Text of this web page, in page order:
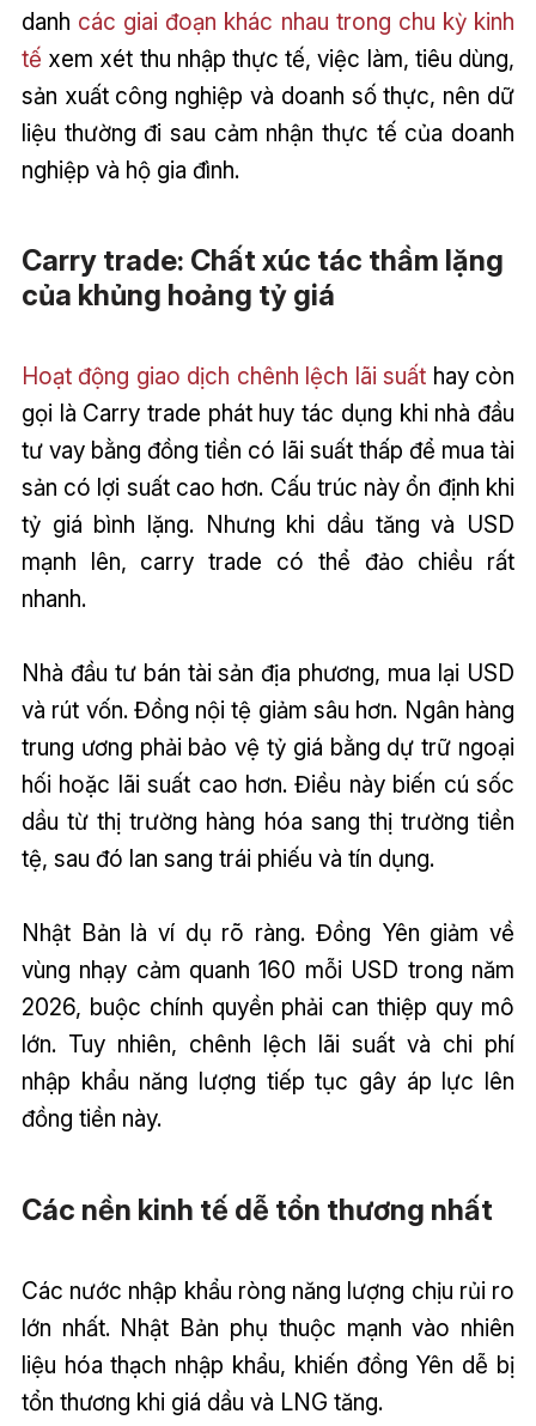
danh các giai đoạn khác nhau trong chu kỳ kinh
tế xem xét thu nhập thực tế, việc làm, tiêu dùng,
sản xuất công nghiệp và doanh số thực, nên dữ
liệu thường đi sau cảm nhận thực tế của doanh
nghiệp và hộ gia đình.
Carry trade: Chất xúc tác thầm lặng
của khủng hoảng tỷ giá
Hoạt động giao dịch chênh lệch lãi suất hay còn
gọi là Carry trade phát huy tác dụng khi nhà đầu
tư vay bằng đồng tiền có lãi suất thấp để mua tài
sản có lợi suất cao hơn. Cấu trúc này ổn định khi
tỷ giá bình lặng. Nhưng khi dầu tăng và USD
mạnh lên, carry trade có thể đảo chiều rất
nhanh.
Nhà đầu tư bán tài sản địa phương, mua lại USD
và rút vốn. Đồng nội tệ giảm sâu hơn. Ngân hàng
trung ương phải bảo vệ tỷ giá bằng dự trữ ngoại
hối hoặc lãi suất cao hơn. Điều này biến cú sốc
dầu từ thị trường hàng hóa sang thị trường tiền
tệ, sau đó lan sang trái phiếu và tín dụng.
Nhật Bản là ví dụ rõ ràng. Đồng Yên giảm về
vùng nhạy cảm quanh 160 mỗi USD trong năm
2026, buộc chính quyền phải can thiệp quy mô
lớn. Tuy nhiên, chênh lệch lãi suất và chi phí
nhập khẩu năng lượng tiếp tục gây áp lực lên
đồng tiền này.
Các nền kinh tế dễ tổn thương nhất
Các nước nhập khẩu ròng năng lượng chịu rủi ro
lớn nhất. Nhật Bản phụ thuộc mạnh vào nhiên
liệu hóa thạch nhập khẩu, khiến đồng Yên dễ bị
tổn thương khi giá dầu và LNG tăng.